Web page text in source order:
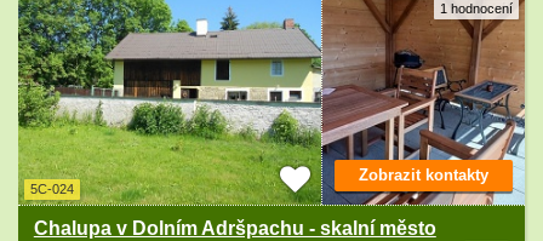
1 hodnocení
5C-024
Chalupa v Dolním Adršpachu - skalní město
Zobrazit kontakty